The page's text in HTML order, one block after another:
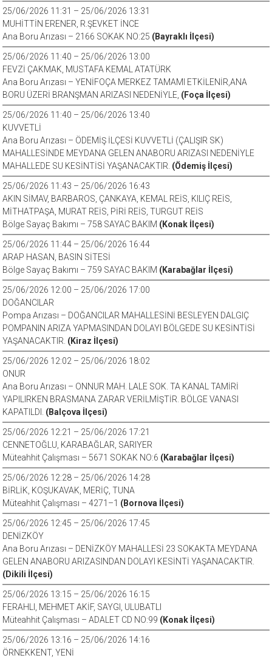
25/06/2026 11:31 – 25/06/2026 13:31
MUHİTTİN ERENER, R.ŞEVKET İNCE
Ana Boru Arızası – 2166 SOKAK NO:25 (Bayraklı İlçesi)
25/06/2026 11:40 – 25/06/2026 13:00
FEVZİ ÇAKMAK, MUSTAFA KEMAL ATATÜRK
Ana Boru Arızası – YENİFOÇA MERKEZ TAMAMI ETKİLENİR,ANA
BORU ÜZERİ BRANŞMAN ARIZASI NEDENİYLE, (Foça İlçesi)
25/06/2026 11:40 – 25/06/2026 13:40
KUVVETLİ
Ana Boru Arızası – ÖDEMİŞ İLÇESİ KUVVETLİ (ÇALIŞIR SK)
MAHALLESİNDE MEYDANA GELEN ANABORU ARIZASI NEDENİYLE
MAHALLEDE SU KESİNTİSİ YAŞANACAKTIR. (Ödemiş İlçesi)
25/06/2026 11:43 – 25/06/2026 16:43
AKIN SİMAV, BARBAROS, ÇANKAYA, KEMAL REİS, KILIÇ REİS,
MİTHATPAŞA, MURAT REİS, PİRİ REİS, TURGUT REİS
Bölge Sayaç Bakımı – 758 SAYAC BAKIM (Konak İlçesi)
25/06/2026 11:44 – 25/06/2026 16:44
ARAP HASAN, BASIN SİTESİ
Bölge Sayaç Bakımı – 759 SAYAC BAKIM (Karabağlar İlçesi)
25/06/2026 12:00 – 25/06/2026 17:00
DOĞANCILAR
Pompa Arızası – DOĞANCILAR MAHALLESİNİ BESLEYEN DALGIÇ
POMPANIN ARIZA YAPMASINDAN DOLAYI BÖLGEDE SU KESİNTİSİ
YAŞANACAKTIR. (Kiraz İlçesi)
25/06/2026 12:02 – 25/06/2026 18:02
ONUR
Ana Boru Arızası – ONNUR MAH. LALE SOK. TA KANAL TAMİRİ
YAPILIRKEN BRASMANA ZARAR VERİLMİŞTİR. BÖLGE VANASI
KAPATILDI. (Balçova İlçesi)
25/06/2026 12:21 – 25/06/2026 17:21
CENNETOĞLU, KARABAĞLAR, SARIYER
Müteahhit Çalışması – 5671 SOKAK NO:6 (Karabağlar İlçesi)
25/06/2026 12:28 – 25/06/2026 14:28
BİRLİK, KOŞUKAVAK, MERİÇ, TUNA
Müteahhit Çalışması – 4271–1 (Bornova İlçesi)
25/06/2026 12:45 – 25/06/2026 17:45
DENİZKÖY
Ana Boru Arızası – DENİZKÖY MAHALLESİ 23 SOKAKTA MEYDANA
GELEN ANABORU ARIZASINDAN DOLAYI KESİNTİ YAŞANACAKTIR.
(Dikili İlçesi)
25/06/2026 13:15 – 25/06/2026 16:15
FERAHLI, MEHMET AKİF, SAYGI, ULUBATLI
Müteahhit Çalışması – ADALET CD NO:99 (Konak İlçesi)
25/06/2026 13:16 – 25/06/2026 14:16
ÖRNEKKENT, YENİ